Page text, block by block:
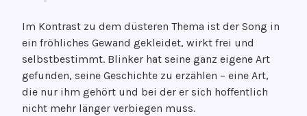
Im Kontrast zu dem düsteren Thema ist der Song in
ein fröhliches Gewand gekleidet, wirkt frei und
selbstbestimmt. Blinker hat seine ganz eigene Art
gefunden, seine Geschichte zu erzählen – eine Art,
die nur ihm gehört und bei der er sich hoffentlich
nicht mehr länger verbiegen muss.